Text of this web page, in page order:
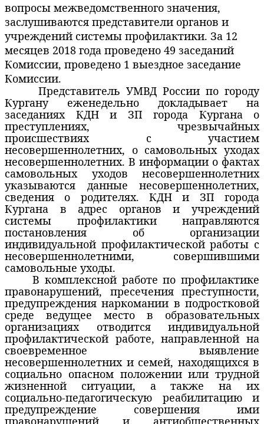
вопросы межведомственного значения,
заслушиваются представители органов и
учреждений системы профилактики. За 12
месяцев 2018 года проведено 49 заседаний
Комиссии, проведено 1 выездное заседание
Комиссии.
Представитель УМВД России по городу
Кургану еженедельно докладывает на
заседаниях КДН и ЗП города Кургана о
преступлениях, чрезвычайных
происшествиях с участием
несовершеннолетних, о самовольных уходах
несовершеннолетних. В информации о фактах
самовольных уходов несовершеннолетних
указываются данные несовершеннолетних,
сведения о родителях. КДН и ЗП города
Кургана в адрес органов и учреждений
системы профилактики направляются
постановления об организации
индивидуальной профилактической работы с
несовершеннолетними, совершившими
самовольные уходы.
В комплексной работе по профилактике
правонарушений, пресечения преступности,
предупреждения наркомании в подростковой
среде ведущее место в образовательных
организациях отводится индивидуальной
профилактической работе, направленной на
своевременное выявление
несовершеннолетних и семей, находящихся в
социально опасном положении или трудной
жизненной ситуации, а также на их
социально-педагогическую реабилитацию и
предупреждение совершения ими
правонарушений и антиобщественных